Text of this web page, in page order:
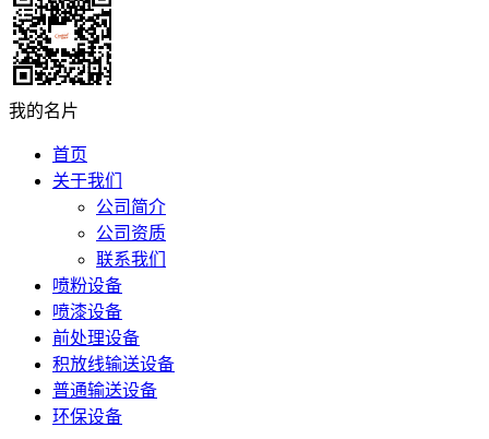
我的名片
首页
关于我们
公司简介
公司资质
联系我们
喷粉设备
喷漆设备
前处理设备
积放线输送设备
普通输送设备
环保设备